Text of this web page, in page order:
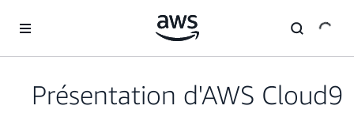
Présentation d'AWS Cloud9